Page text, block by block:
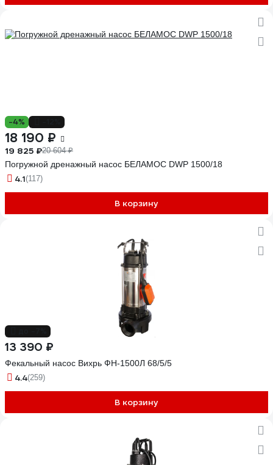
-4%
18 190 ₽
19 825 ₽20 604 ₽
Погружной дренажный насос БЕЛАМОС DWP 1500/18
4.1(117)
В корзину
13 390 ₽
Фекальный насос Вихрь ФН-1500Л 68/5/5
4.4(259)
В корзину